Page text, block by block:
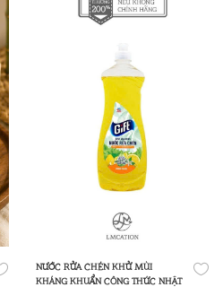
NƯỚC RỬA CHÉN KHỬ MÙI
KHÁNG KHUẨN CÔNG THỨC NHẬT